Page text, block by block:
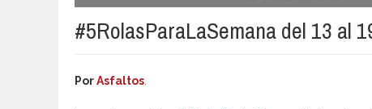
#5RolasParaLaSemana del 13 al
PorAsfaltos